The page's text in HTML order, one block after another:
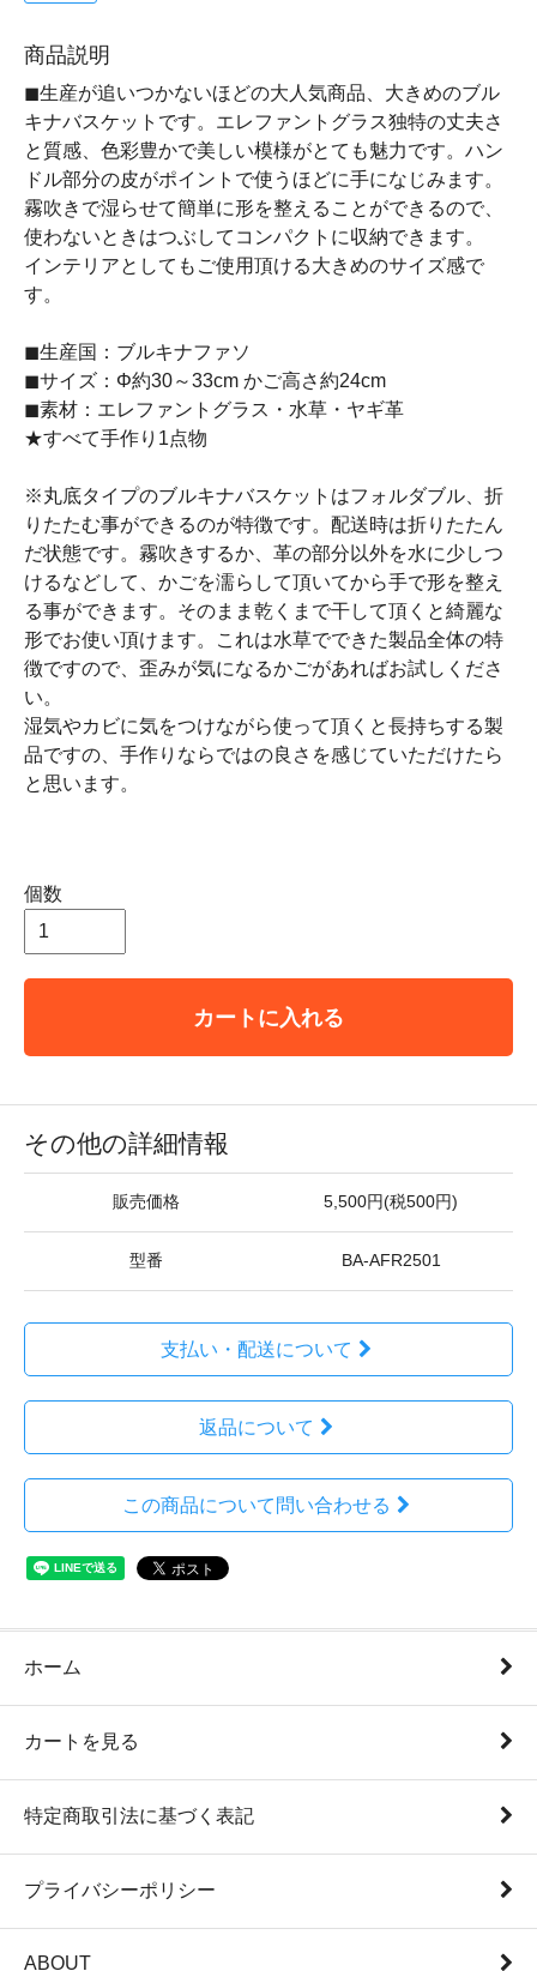
商品説明
◼︎生産が追いつかないほどの大人気商品、大きめのブル
キナバスケットです。エレファントグラス独特の丈夫さ
と質感、色彩豊かで美しい模様がとても魅力です。ハン
ドル部分の皮がポイントで使うほどに手になじみます。
霧吹きで湿らせて簡単に形を整えることができるので、
使わないときはつぶしてコンパクトに収納できます。
インテリアとしてもご使用頂ける大きめのサイズ感で
す。
◼︎生産国：ブルキナファソ
◼︎サイズ：Φ約30～33cm かご高さ約24cm
◼︎素材：エレファントグラス・水草・ヤギ革
★すべて手作り1点物
※丸底タイプのブルキナバスケットはフォルダブル、折
りたたむ事ができるのが特徴です。配送時は折りたたん
だ状態です。霧吹きするか、革の部分以外を水に少しつ
けるなどして、かごを濡らして頂いてから手で形を整え
る事ができます。そのまま乾くまで干して頂くと綺麗な
形でお使い頂けます。これは水草でできた製品全体の特
徴ですので、歪みが気になるかごがあればお試しくださ
い。
湿気やカビに気をつけながら使って頂くと長持ちする製
品ですの、手作りならではの良さを感じていただけたら
と思います。
個数
カートに入れる
その他の詳細情報
販売価格 5,500円(税500円)
型番 BA-AFR2501
支払い・配送について
返品について
この商品について問い合わせる
ホーム
カートを見る
特定商取引法に基づく表記
プライバシーポリシー
ABOUT